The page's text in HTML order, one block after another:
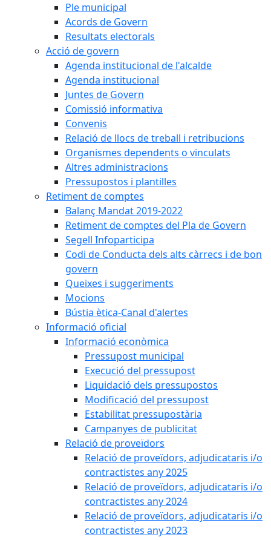
Ple municipal
Acords de Govern
Resultats electorals
Acció de govern
Agenda institucional de l'alcalde
Agenda institucional
Juntes de Govern
Comissió informativa
Convenis
Relació de llocs de treball i retribucions
Organismes dependents o vinculats
Altres administracions
Pressupostos i plantilles
Retiment de comptes
Balanç Mandat 2019-2022
Retiment de comptes del Pla de Govern
Segell Infoparticipa
Codi de Conducta dels alts càrrecs i de bon
govern
Queixes i suggeriments
Mocions
Bústia ètica-Canal d'alertes
Informació oficial
Informació econòmica
Pressupost municipal
Execució del pressupost
Liquidació dels pressupostos
Modificació del pressupost
Estabilitat pressupostària
Campanyes de publicitat
Relació de proveïdors
Relació de proveïdors, adjudicataris i/o
contractistes any 2025
Relació de proveïdors, adjudicataris i/o
contractistes any 2024
Relació de proveïdors, adjudicataris i/o
contractistes any 2023